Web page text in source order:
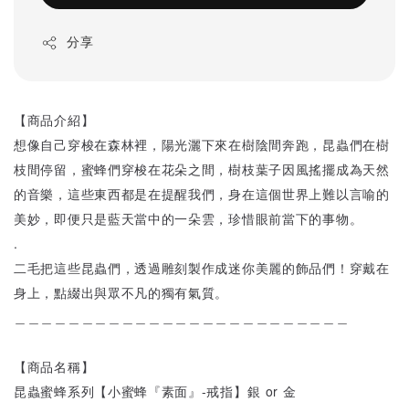
分享
【商品介紹】
想像自己穿梭在森林裡，陽光灑下來在樹陰間奔跑，昆蟲們在樹
枝間停留，蜜蜂們穿梭在花朵之間，樹枝葉子因風搖擺成為天然
的音樂，這些東西都是在提醒我們，身在這個世界上難以言喻的
美妙，即便只是藍天當中的一朵雲，珍惜眼前當下的事物。
.
二毛把這些昆蟲們，透過雕刻製作成迷你美麗的飾品們！穿戴在
身上，點綴出與眾不凡的獨有氣質。
【商品名稱】
昆蟲蜜蜂系列【小蜜蜂『素面』-戒指】銀 or 金